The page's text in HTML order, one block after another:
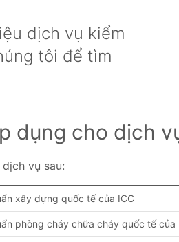
dịch vụ kiểm
tôi để tìm
dụng cho dịch
vụ sau:
xây dựng quốc tế của ICC
phòng cháy chữa cháy quốc tế của